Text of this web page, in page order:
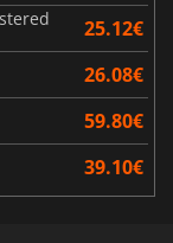
25.12€
26.08€
59.80€
39.10€